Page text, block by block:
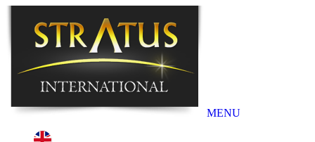
MENU